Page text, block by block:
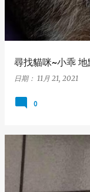
尋找貓咪~小乖
日期： 11月 21, 2021
0